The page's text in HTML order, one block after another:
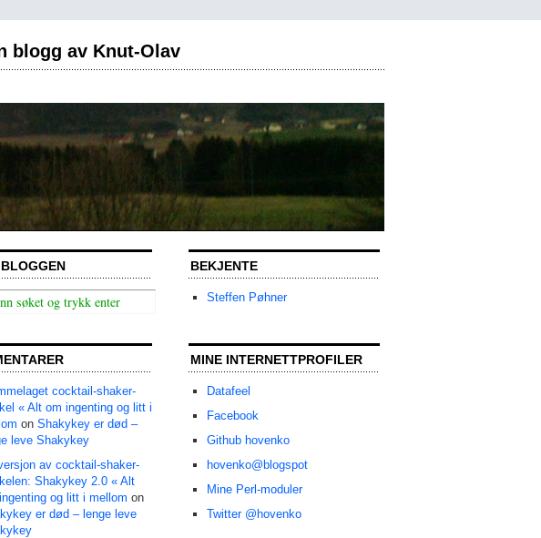
blogg av Knut-Olav
cocktail-shaker-
« Alt om ingenting og litt i
on Shakykey er død –
leve Shakykey
av cocktail-shaker-
Shakykey 2.0 « Alt
og litt i mellom on
er død – lenge leve
BEKJENTE
Steffen Pøhner
MINE INTERNETTPROFILER
Datafeel
Facebook
Github hovenko
hovenko@blogspot
Mine Perl-moduler
Twitter @hovenko